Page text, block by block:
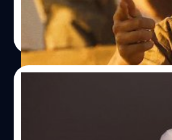
ปรีดี ฤกษ์วลีกุล| 874 days ago
Read More
จากฉากรถพลิกคว่ำสุดระทึกใ